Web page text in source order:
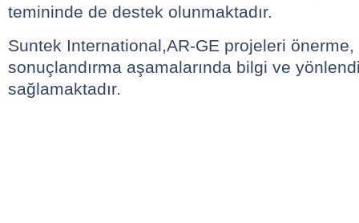
temininde de destek olunmaktadır.
Suntek International,AR-GE projeleri
sonuçlandırma aşamalarında bilgi ve
sağlamaktadır.